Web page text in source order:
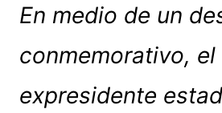
En medio de un
conmemorativo, el
expresidente